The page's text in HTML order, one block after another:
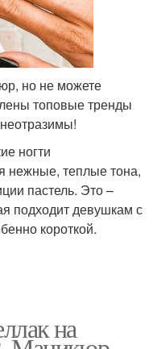
но не можете
топовые тренды
ногти
нежные, теплые тона,
пастель. Это –
подходит девушкам с
короткой.
на